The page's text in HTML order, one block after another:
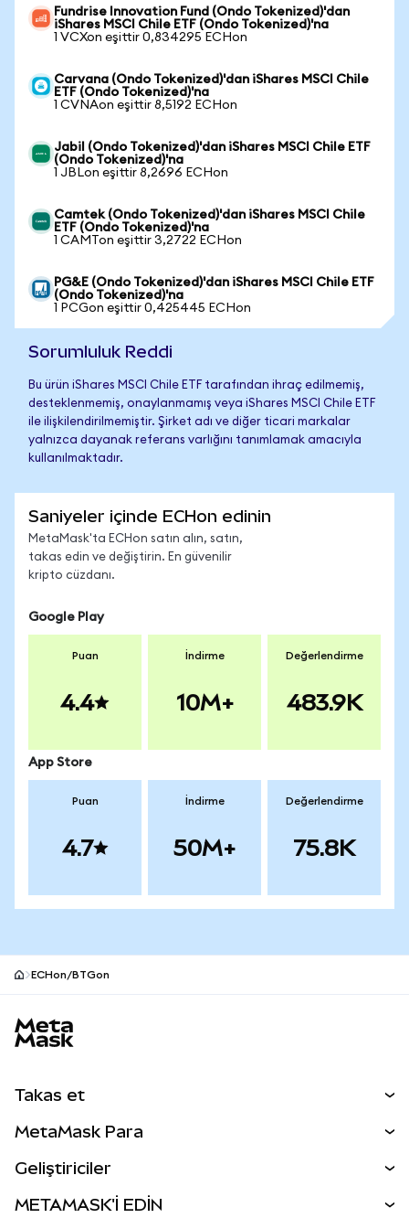
Fundrise Innovation Fund (Ondo Tokenized)'dan
iShares MSCI Chile ETF (Ondo Tokenized)'na
1 VCXon eşittir 0,834295 ECHon
Carvana (Ondo Tokenized)'dan iShares MSCI Chile
ETF (Ondo Tokenized)'na
1 CVNAon eşittir 8,5192 ECHon
Jabil (Ondo Tokenized)'dan iShares MSCI Chile ETF
(Ondo Tokenized)'na
1 JBLon eşittir 8,2696 ECHon
Camtek (Ondo Tokenized)'dan iShares MSCI Chile
ETF (Ondo Tokenized)'na
1 CAMTon eşittir 3,2722 ECHon
PG&E (Ondo Tokenized)'dan iShares MSCI Chile ETF
(Ondo Tokenized)'na
1 PCGon eşittir 0,425445 ECHon
Sorumluluk Reddi
Bu ürün iShares MSCI Chile ETF tarafından ihraç edilmemiş,
desteklenmemiş, onaylanmamış veya iShares MSCI Chile ETF
ile ilişkilendirilmemiştir. Şirket adı ve diğer ticari markalar
yalnızca dayanak referans varlığını tanımlamak amacıyla
kullanılmaktadır.
Saniyeler içinde ECHon edinin
MetaMask'ta ECHon satın alın, satın,
takas edin ve değiştirin. En güvenilir
kripto cüzdanı.
Google Play
Puan
4.4
İndirme
10M+
Değerlendirme
483.9K
App Store
Puan
4.7
İndirme
50M+
Değerlendirme
75.8K
ECHon/BTGon
Takas et
Perps
RWA'lar
MetaMask Para
Geliştiriciler
METAMASK'İ EDİN